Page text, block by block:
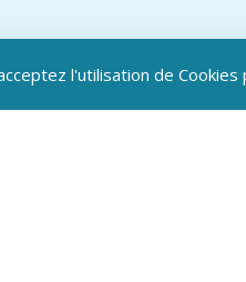
l'utilisation de